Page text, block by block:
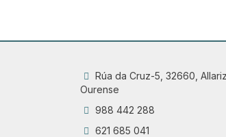
Rúa da Cruz-5, 32660,
Ourense
988 442 288
621 685 041